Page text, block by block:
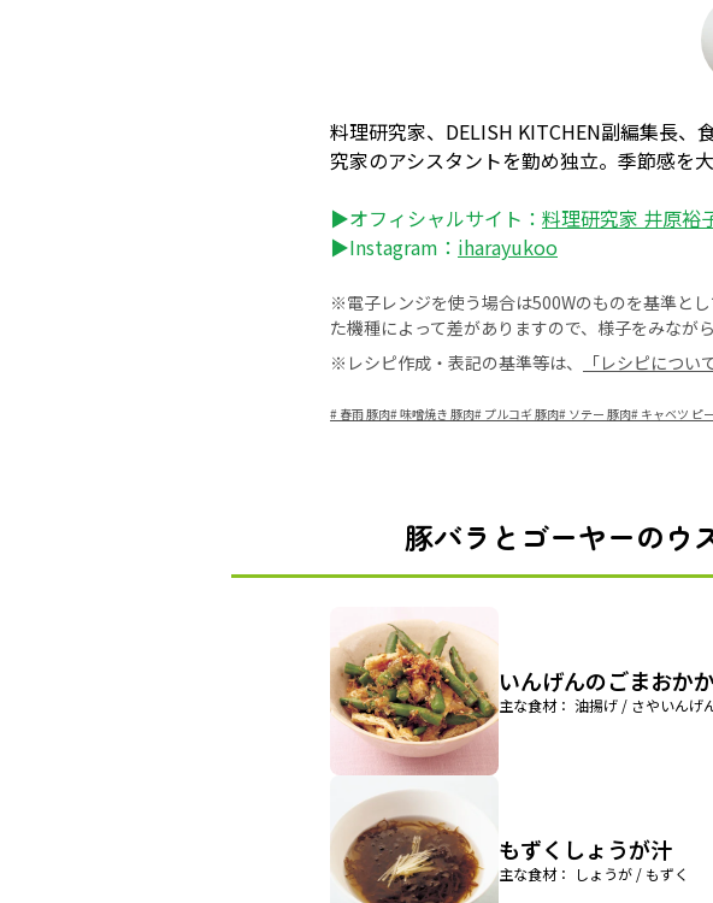
料理研究家、DELISH KITCHEN副編集長
究家のアシスタントを勤め独立。季節感を
▶オフィシャルサイト： 料理研究家 井原裕
▶Instagram： iharayukoo
※電子レンジを使う場合は500Wのものを基準と
た機種によって差がありますので、様子をみなが
※レシピ作成・表記の基準等は、
「レシピについ
# 春雨 豚肉#味噌焼き 豚肉# プルコギ 豚肉# ソテー 豚肉# キャベツ ピ
豚バラとゴーヤーのウ
いんげんのごまおか
主な食材： 油揚げ / さやいん
もずくしょうが汁
主な食材： しょうが / もずく